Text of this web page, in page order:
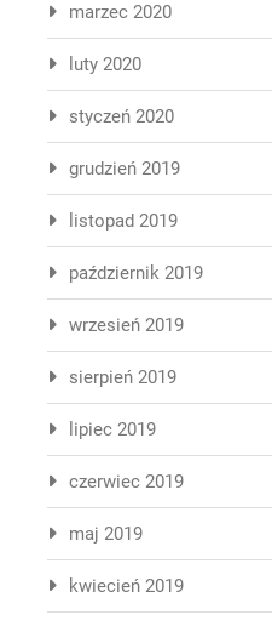
marzec 2020
luty 2020
styczeń 2020
grudzień 2019
listopad 2019
październik 2019
wrzesień 2019
sierpień 2019
lipiec 2019
czerwiec 2019
maj 2019
kwiecień 2019